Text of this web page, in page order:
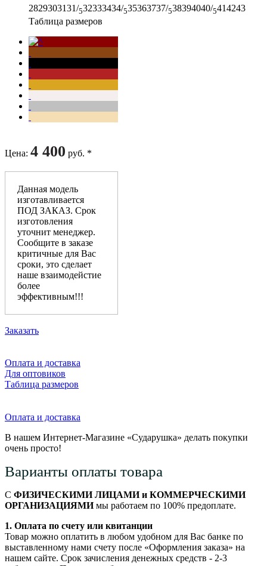
2829303131/532333434/535363737/538394040/5414243
Таблица размеров
Цена: 4 400 руб. *
Данная модель
изготавливается
ПОД ЗАКАЗ. Срок
изготовления
уточнит менеджер.
Сообщите в заказе
критичные для Вас
сроки, это сделает
наше взаимодейстие
более
эффективным!!!
Заказать
Оплата и доставка
Для оптовиков
Таблица размеров
Оплата и доставка
В нашем Интернет-Магазине «Сударушка» делать покупки
очень просто!
Варианты оплаты товара
С ФИЗИЧЕСКИМИ ЛИЦАМИ и КОММЕРЧЕСКИМИ
ОРГАНИЗАЦИЯМИмы работаем по 100% предоплате.
1. Оплата по счету или квитанции
Товар можно оплатить в любом удобном для Вас банке по
выставленному нами счету после «Оформления заказа» на
нашем сайте. Срок зачисления денежных средств - 2-3